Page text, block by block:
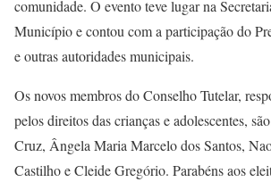
comunidade. O evento teve lugar na
Município e contou com a participação do
e outras autoridades municipais.
Os novos membros do Conselho Tutelar,
pelos direitos das crianças e adolescentes,
Cruz, Ângela Maria Marcelo dos Santos,
Castilho e Cleide Gregório. Parabéns aos